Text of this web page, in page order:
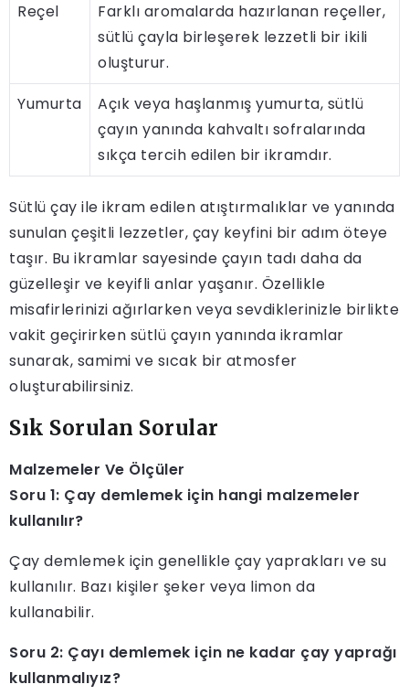
Reçel
Farklı aromalarda hazırlanan reçeller,
sütlü çayla birleşerek lezzetli bir ikili
oluşturur.
Yumurta
Açık veya haşlanmış yumurta, sütlü
çayın yanında kahvaltı sofralarında
sıkça tercih edilen bir ikramdır.
Sütlü çay ile ikram edilen atıştırmalıklar ve yanında
sunulan çeşitli lezzetler, çay keyfini bir adım öteye
taşır. Bu ikramlar sayesinde çayın tadı daha da
güzelleşir ve keyifli anlar yaşanır. Özellikle
misafirlerinizi ağırlarken veya sevdiklerinizle birlikte
vakit geçirirken sütlü çayın yanında ikramlar
sunarak, samimi ve sıcak bir atmosfer
oluşturabilirsiniz.
Sık Sorulan Sorular
Malzemeler Ve Ölçüler
Soru 1: Çay demlemek için hangi malzemeler
kullanılır?
Çay demlemek için genellikle çay yaprakları ve su
kullanılır. Bazı kişiler şeker veya limon da
kullanabilir.
Soru 2: Çayı demlemek için ne kadar çay yaprağı
kullanmalıyız?